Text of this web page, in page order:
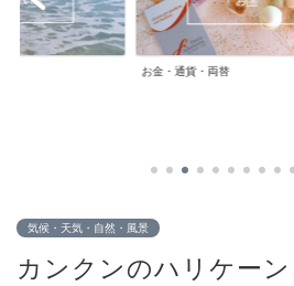
お金・通貨・両替
気候・天気・自然・風景
カンクンのハリケー